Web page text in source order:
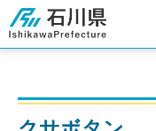
石川県